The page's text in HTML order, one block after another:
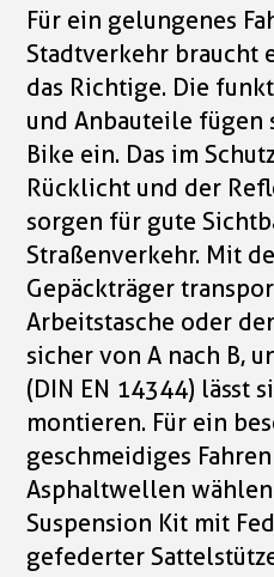
Für ein gelungenes
Stadtverkehr braucht
das Richtige. Die
und Anbauteile fügen
Bike ein. Das im
Rücklicht und der
sorgen für gute
Straßenverkehr. Mit
Gepäckträger
Arbeitstasche oder
sicher von A nach B,
(DIN EN 14344) lässt
montieren. Für ein
geschmeidiges
Asphaltwellen
Suspension Kit mit
gefederter